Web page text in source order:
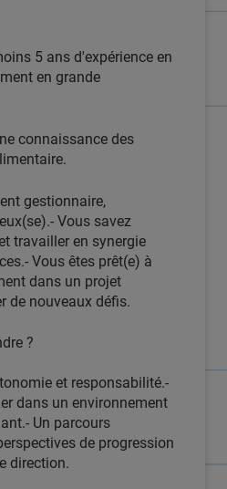
5 ans d'expérience en
en grande
connaissance des
gestionnaire,
Vous savez
travailler en synergie
Vous êtes prêt(e) à
dans un projet
de nouveaux défis.
?
et responsabilité.-
dans un environnement
Un parcours
de progression
direction.